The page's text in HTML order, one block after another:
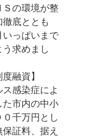
の環境が整
底ととも
いっぱいまで
求めまし
融資】
感染症によ
た市内の中小
千万円とし
証料、据え